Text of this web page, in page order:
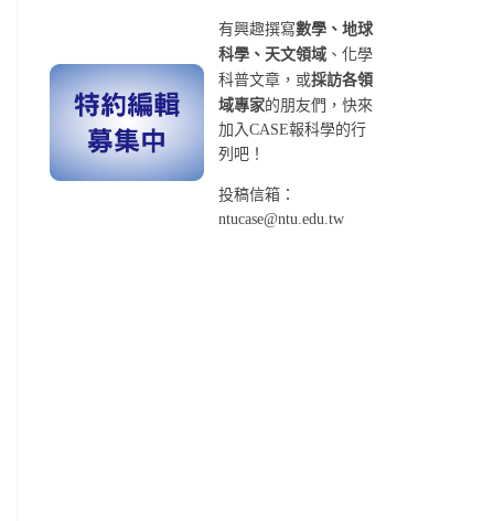
有興趣撰寫數學、地球
科學、天文領域 、化學
科普文章，或採訪各領
域專家的朋友們，快來
加入CASE報科學的行
列吧！
投稿信箱：
ntucase@ntu.edu.tw